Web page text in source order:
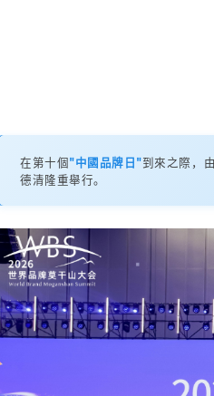
在第十個"中國品牌日"到來之際，
德清隆重舉行。